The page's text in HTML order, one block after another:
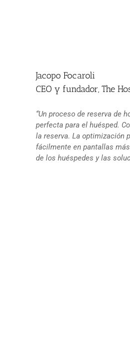
Jacopo Focaroli
CEO y fundador, The
“Un proceso de reserva de
perfecta para el huésped.
la reserva. La optimización
fácilmente en pantallas
de los huéspedes y las